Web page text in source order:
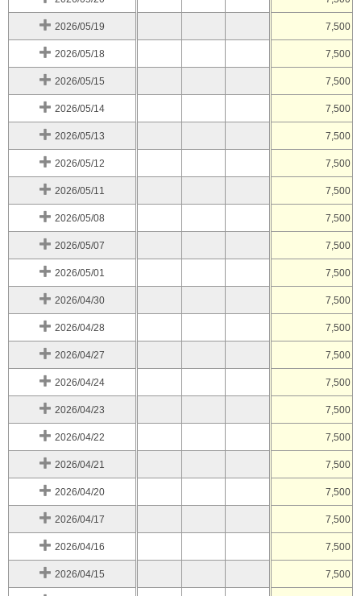
2026/05/19 7,500
2026/05/18 7,500
2026/05/15 7,500
2026/05/14 7,500
2026/05/13 7,500
2026/05/12 7,500
2026/05/11 7,500
2026/05/08 7,500
2026/05/07 7,500
2026/05/01 7,500
2026/04/30 7,500
2026/04/28 7,500
2026/04/27 7,500
2026/04/24 7,500
2026/04/23 7,500
2026/04/22 7,500
2026/04/21 7,500
2026/04/20 7,500
2026/04/17 7,500
2026/04/16 7,500
2026/04/15 7,500